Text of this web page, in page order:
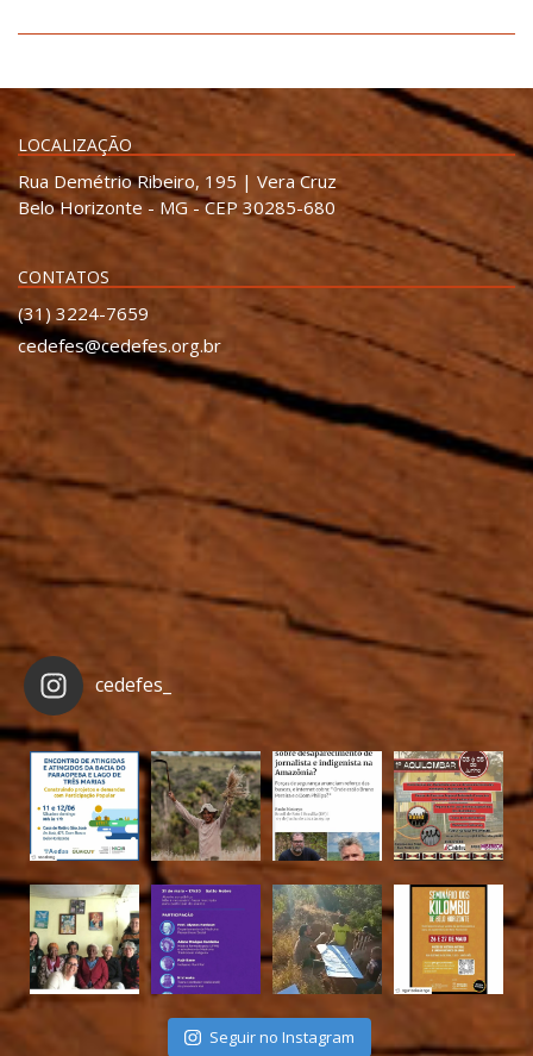
LOCALIZAÇÃO
Rua Demétrio Ribeiro, 195 | Vera Cruz
Belo Horizonte - MG - CEP 30285-680
CONTATOS
(31) 3224-7659
cedefes@cedefes.org.br
cedefes_
Seguir no Instagram